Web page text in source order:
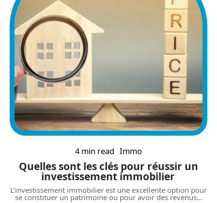
4 min read Immo
Quelles sont les clés pour réussir un
investissement immobilier
L’investissement immobilier est une excellente option pour
se constituer un patrimoine ou pour avoir des revenus…